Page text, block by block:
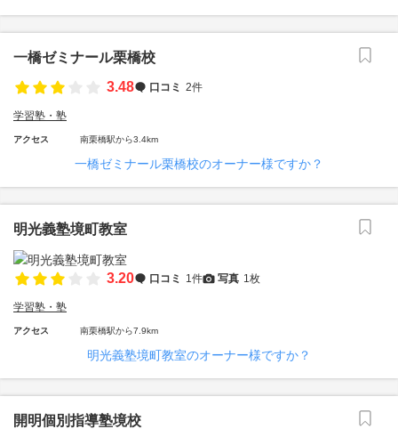
一橋ゼミナール栗橋校
3.48
口コミ 2件
学習塾・塾
アクセス 南栗橋駅から3.4km
一橋ゼミナール栗橋校のオーナー様ですか？
明光義塾境町教室
3.20 口コミ 1件 写真 1枚
学習塾・塾
アクセス 南栗橋駅から7.9km
明光義塾境町教室のオーナー様ですか？
開明個別指導塾境校